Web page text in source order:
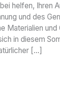
helfen, Ihren
und des
Materialien und
in diesem
[…]